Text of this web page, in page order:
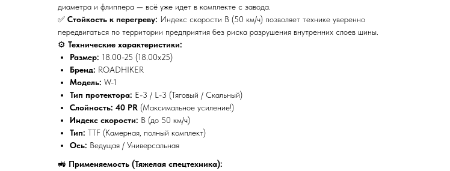
диаметра и флиппера — всё уже идет в комплекте с завода.
✅ Стойкость к перегреву: Индекс скорости B (50 км/ч) позволяет технике уверенно
передвигаться по территории предприятия без риска разрушения внутренних слоев шины.
⚙️ Технические характеристики:
Размер: 18.00-25 (18.00x25)
Бренд: ROADHIKER
Модель: W-1
Тип протектора: E-3 / L-3 (Тяговый / Скальный)
Слойность: 40 PR (Максимальное усиление!)
Индекс скорости: B (до 50 км/ч)
Тип: TTF (Камерная, полный комплект)
Ось: Ведущая / Универсальная
🚜 Применяемость (Тяжелая спецтехника):